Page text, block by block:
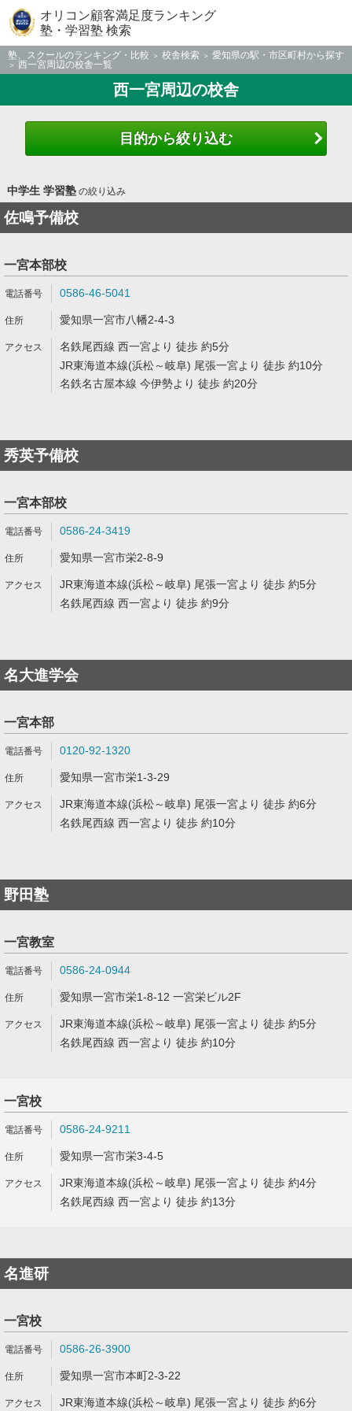
オリコン顧客満足度ランキング
塾・学習塾 検索
塾、スクールのランキング・比較 校舎検索
愛知県の駅・市区町村から探す
西一宮周辺の校舎一覧
西一宮周辺の校舎
目的から絞り込む
中学生 学習塾の絞り込み
佐鳴予備校
一宮本部校
0586-46-5041
愛知県一宮市八幡2-4-3
名鉄尾西線 西一宮より 徒歩 約5分
JR東海道本線(浜松～岐阜) 尾張一宮より 徒歩 約10分
名鉄名古屋本線 今伊勢より 徒歩 約20分
秀英予備校
一宮本部校
0586-24-3419
愛知県一宮市栄2-8-9
JR東海道本線(浜松～岐阜) 尾張一宮より 徒歩 約5分
名鉄尾西線 西一宮より 徒歩 約9分
名大進学会
一宮本部
0120-92-1320
愛知県一宮市栄1-3-29
JR東海道本線(浜松～岐阜) 尾張一宮より 徒歩 約6分
名鉄尾西線 西一宮より 徒歩 約10分
野田塾
一宮教室
0586-24-0944
愛知県一宮市栄1-8-12 一宮栄ビル2F
JR東海道本線(浜松～岐阜) 尾張一宮より 徒歩 約5分
名鉄尾西線 西一宮より 徒歩 約10分
一宮校
0586-24-9211
愛知県一宮市栄3-4-5
JR東海道本線(浜松～岐阜) 尾張一宮より 徒歩 約4分
名鉄尾西線 西一宮より 徒歩 約13分
名進研
一宮校
0586-26-3900
愛知県一宮市本町2-3-22
JR東海道本線(浜松～岐阜) 尾張一宮より 徒歩 約6分